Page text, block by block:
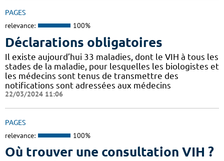
PAGES
relevance: 100%
Déclarations obligatoires
Il existe aujourd’hui 33 maladies, dont le VIH à tous les
stades de la maladie, pour lesquelles les biologistes et
les médecins sont tenus de transmettre des
notifications sont adressées aux médecins
22/03/2024 11:06
PAGES
relevance: 100%
Où trouver une consultation VIH ?